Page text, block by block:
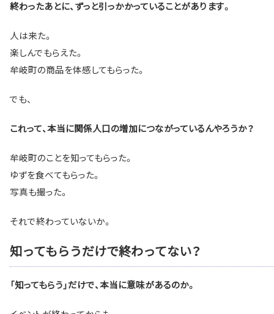
終わったあとに、ずっと引っかかっていることがあります。
人は来た。
楽しんでもらえた。
牟岐町の商品を体感してもらった。
でも、
これって、本当に関係人口の増加につながっているんやろうか？
牟岐町のことを知ってもらった。
ゆずを食べてもらった。
写真も撮った。
それで終わっていないか。
知ってもらうだけで終わってない？
「知ってもらう」だけで、本当に意味があるのか。